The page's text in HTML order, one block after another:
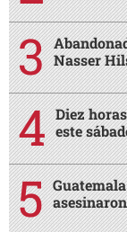
Nasser
Diez
este